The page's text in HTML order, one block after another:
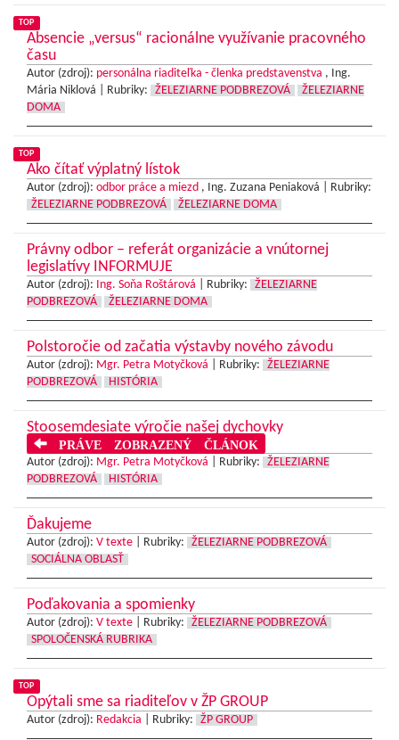
TOP
Absencie „versus“ racionálne využívanie pracovného
času
Autor (zdroj): personálna riaditeľka - členka predstavenstva , Ing.
Mária Niklová |
Rubriky: ŽELEZIARNE PODBREZOVÁ
ŽELEZIARNE
DOMA
TOP
Ako čítať výplatný lístok
Autor (zdroj): odbor práce a miezd , Ing. Zuzana Peniaková |
Rubriky:
ŽELEZIARNE PODBREZOVÁ
ŽELEZIARNE DOMA
Právny odbor – referát organizácie a vnútornej
legislatívy INFORMUJE
Autor (zdroj): Ing. Soňa Roštárová Rubriky:
ŽELEZIARNE
PODBREZOVÁ
ŽELEZIARNE DOMA
Polstoročie od začatia výstavby nového závodu
Autor (zdroj): Mgr. Petra Motyčková Rubriky:
ŽELEZIARNE
PODBREZOVÁ
HISTÓRIA
Stoosemdesiate výročie našej dychovky
PRÁVE ZOBRAZENÝ ČLÁNOK
Autor (zdroj): Mgr. Petra Motyčková Rubriky:
ŽELEZIARNE
PODBREZOVÁ
HISTÓRIA
Ďakujeme
Autor (zdroj): V texte Rubriky:
ŽELEZIARNE PODBREZOVÁ
SOCIÁLNA OBLASŤ
Poďakovania a spomienky
Autor (zdroj): V texte Rubriky:
ŽELEZIARNE PODBREZOVÁ
SPOLOČENSKÁ RUBRIKA
TOP
Opýtali sme sa riaditeľov v ŽP GROUP
Autor (zdroj): Redakcia Rubriky: ŽP GROUP